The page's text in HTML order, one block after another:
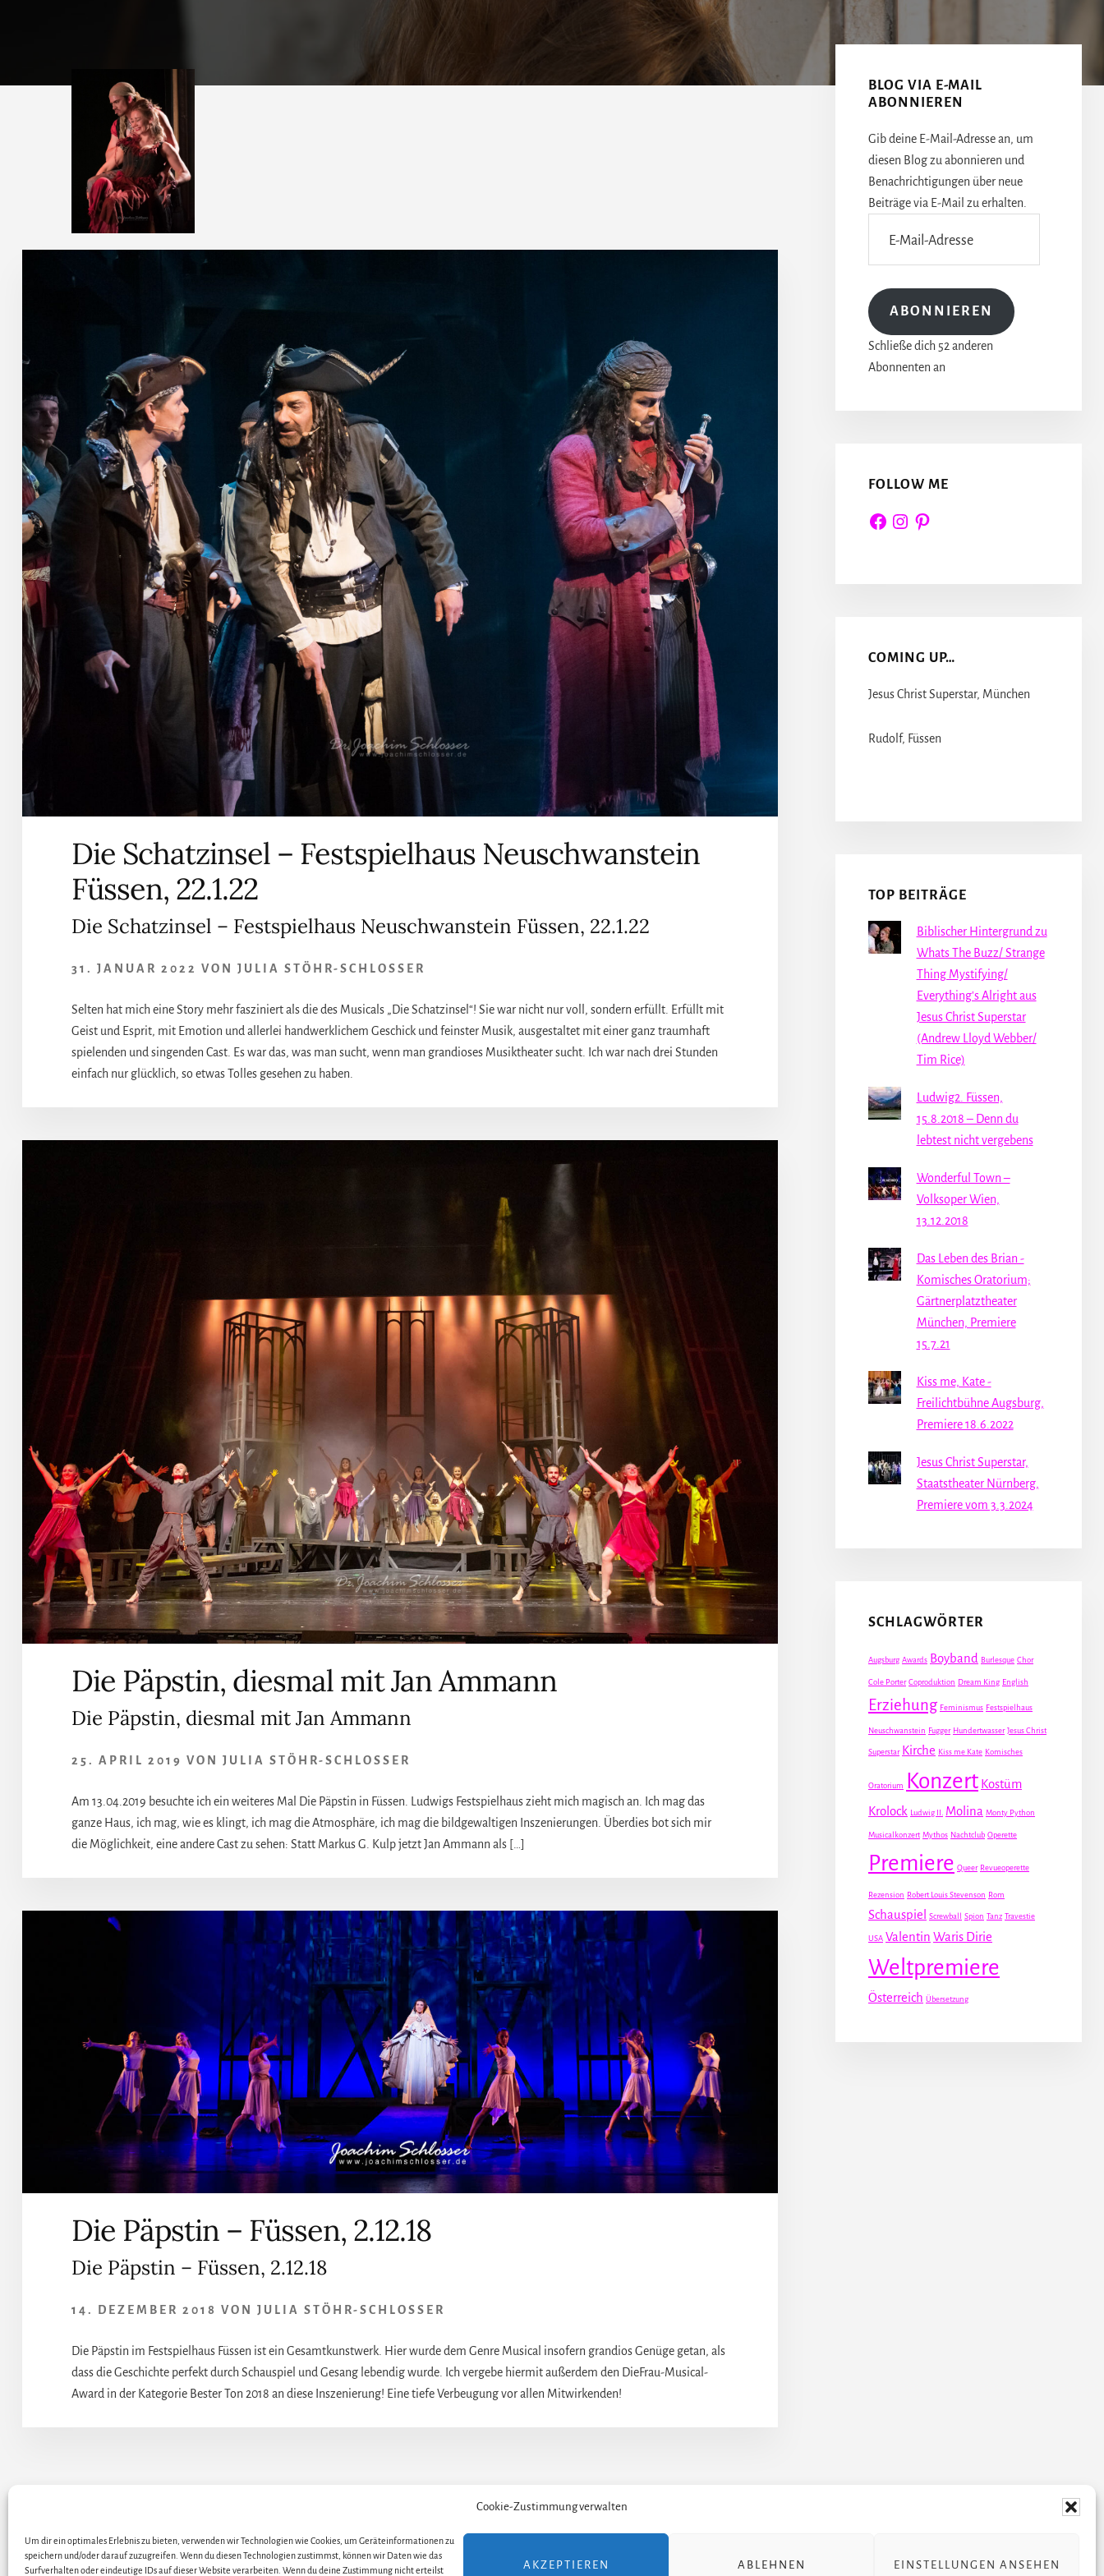
Cookie-Zustimmung verwalten
Um dir ein optimales Erlebnis zu bieten, verwenden wir Technologien wie Cookies, um Geräteinformationen zu
speichern und/oder darauf zuzugreifen. Wenn du diesen Technologien zustimmst, können wir Daten wie das
Surfverhalten oder eindeutige IDs auf dieser Website verarbeiten. Wenn du deine Zustimmung nicht erteilst
AKZEPTIEREN ABLEHNEN EINSTELLUNGEN ANSEHEN
Die Schatzinsel – Festspielhaus Neuschwanstein
Füssen, 22.1.22
Die Schatzinsel – Festspielhaus Neuschwanstein Füssen, 22.1.22
31. JANUAR 2022 VON JULIA STÖHR-SCHLOSSER
Selten hat mich eine Story mehr fasziniert als die des Musicals „Die Schatzinsel“! Sie war nicht nur voll, sondern erfüllt. Erfüllt mit
Geist und Esprit, mit Emotion und allerlei handwerklichem Geschick und feinster Musik, ausgestaltet mit einer ganz traumhaft
spielenden und singenden Cast. Es war das, was man sucht, wenn man grandioses Musiktheater sucht. Ich war nach drei Stunden
einfach nur glücklich, so etwas Tolles gesehen zu haben.
Die Päpstin, diesmal mit Jan Ammann
Die Päpstin, diesmal mit Jan Ammann
25. APRIL 2019 VON JULIA STÖHR-SCHLOSSER
Am 13.04.2019 besuchte ich ein weiteres Mal Die Päpstin in Füssen. Ludwigs Festspielhaus zieht mich magisch an. Ich mag das
ganze Haus, ich mag, wie es klingt, ich mag die Atmosphäre, ich mag die bildgewaltigen Inszenierungen. Überdies bot sich mir
die Möglichkeit, eine andere Cast zu sehen: Statt Markus G. Kulp jetzt Jan Ammann als […]
Die Päpstin – Füssen, 2.12.18
Die Päpstin – Füssen, 2.12.18
14. DEZEMBER 2018 VON JULIA STÖHR-SCHLOSSER
Die Päpstin im Festspielhaus Füssen ist ein Gesamtkunstwerk. Hier wurde dem Genre Musical insofern grandios Genüge getan, als
dass die Geschichte perfekt durch Schauspiel und Gesang lebendig wurde. Ich vergebe hiermit außerdem den DieFrau-Musical-
Award in der Kategorie Bester Ton 2018 an diese Inszenierung! Eine tiefe Verbeugung vor allen Mitwirkenden!
BLOG VIA E-MAIL
ABONNIEREN
Gib deine E-Mail-Adresse an, um
diesen Blog zu abonnieren und
Benachrichtigungen über neue
Beiträge via E-Mail zu erhalten.
Mail-
Adresse
ABONNIEREN
Schließe dich 52 anderen
Abonnenten an
FOLLOW ME
FacebookInstagram
Pinterest
COMING UP…
Jesus Christ Superstar, München
Rudolf, Füssen
TOP BEITRÄGE
Biblischer Hintergrund zu
Whats The Buzz/ Strange
Thing Mystifying/
Everything's Alright aus
Jesus Christ Superstar
(Andrew Lloyd Webber/
Tim Rice)
Ludwig2. Füssen,
15.8.2018 – Denn du
lebtest nicht vergebens
Wonderful Town –
Volksoper Wien,
13.12.2018
Das Leben des Brian -
Komisches Oratorium;
Gärtnerplatztheater
München, Premiere
15.7.21
Kiss me, Kate -
Freilichtbühne Augsburg,
Premiere 18.6.2022
Jesus Christ Superstar,
Staatstheater Nürnberg,
Premiere vom 3.3.2024
SCHLAGWÖRTER
Augsburg Awards Boyband Burlesque Chor
Cole Porter Coproduktion Dream King English
Erziehung Feminismus Festspielhaus
Neuschwanstein Fugger Hundertwasser Jesus Christ
Superstar Kirche Kiss me Kate Komisches
Oratorium Konzert Kostüm
Krolock Ludwig II. Molina Monty Python
Musicalkonzert Mythos Nachtclub Operette
Premiere Queer Revueoperette
Rezension Robert Louis Stevenson Rom
Schauspiel Screwball Spion Tanz Travestie
USA Valentin Waris Dirie
Weltpremiere
Österreich Übersetzung
ALLE KÜNSTLER / DARSTELLER ALLE THEATER UND ORTE ALLE MUSICALS / STÜCKE